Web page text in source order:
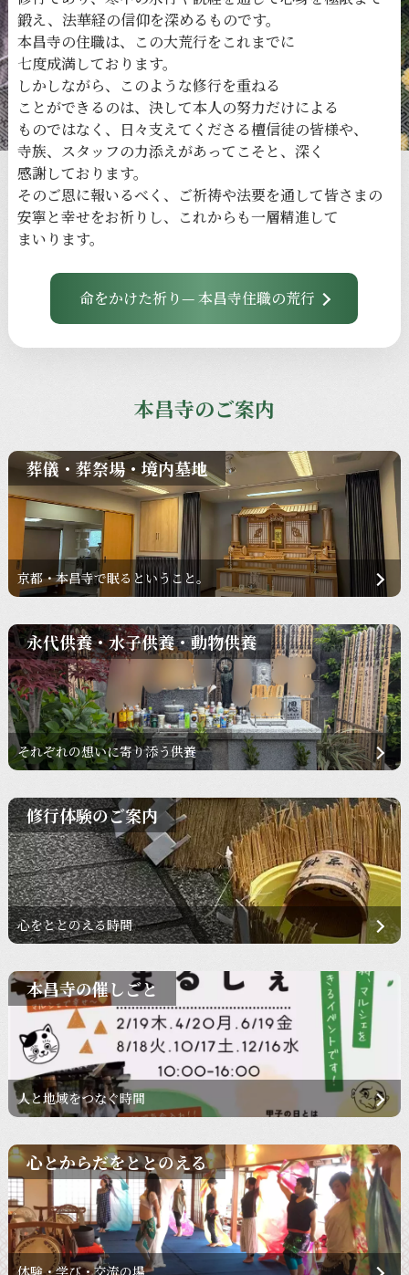
鍛え、 法華経の信仰を深める ものです。
本昌寺の住職は、 この大荒行をこれまでに
七度成満しております。
しかしながら、
このような修行を重ねる
ことができるのは、 決して本人の努力だけによる
ものではなく、
日々支えてくださる檀信徒の皆様や、
寺族、 スタッフの力添えがあってこそと、 深く
感謝しております。
そのご恩に報いるべく、 ご祈祷や法要を通して皆さまの
安寧と幸せをお祈りし、 これからも一層精進して
まいります。
命をかけた祈り— 本昌寺住職の荒行
本昌寺のご案内
葬儀・葬祭場・境内墓地
京都・本昌寺で眠るということ。
永代供養・水子供養・動物供養
それぞれの想いに寄り添う供養
修行体験のご案内
心をととのえる時間
本昌寺の催しごと
人と地域をつなぐ時間
心とからだをととのえる